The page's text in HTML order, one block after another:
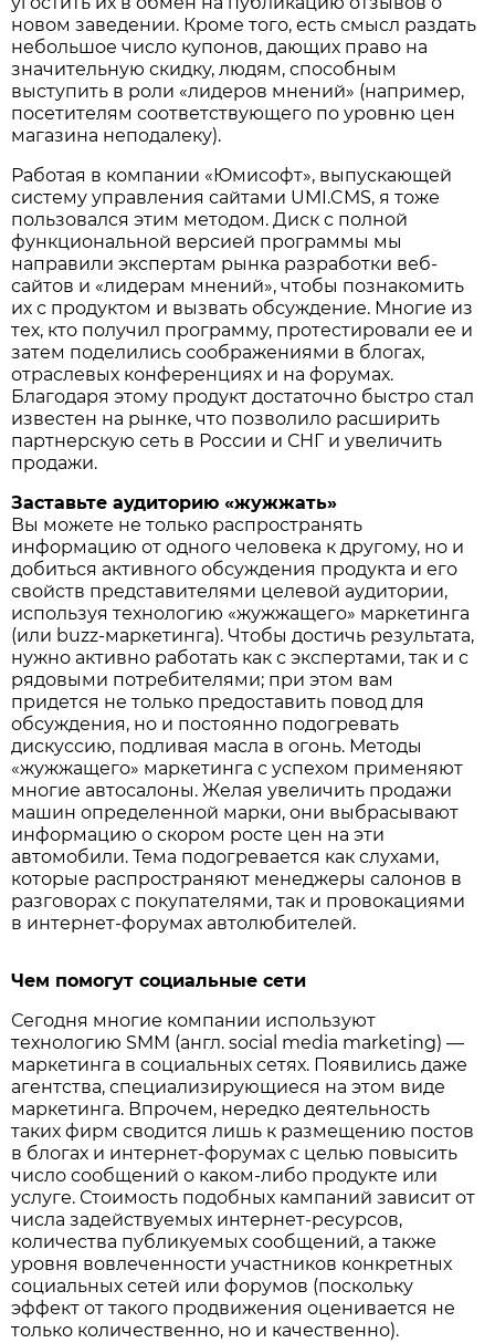
новом заведении. Кроме того, есть смысл раздать
небольшое число купонов, дающих право на
значительную скидку, людям, способным
выступить в роли «лидеров мнений» (например,
посетителям соответствующего по уровню цен
магазина неподалеку).
Работая в компании «Юмисофт», выпускающей
систему управления сайтами UMI.CMS, я тоже
пользовался этим методом. Диск с полной
функциональной версией программы мы
направили экспертам рынка разработки веб-
сайтов и «лидерам мнений», чтобы познакомить
их с продуктом и вызвать обсуждение. Многие из
тех, кто получил программу, протестировали ее и
затем поделились соображениями в блогах,
отраслевых конференциях и на форумах.
Благодаря этому продукт достаточно быстро стал
известен на рынке, что позволило расширить
партнерскую сеть в России и СНГ и увеличить
продажи.
Заставьте аудиторию «жужжать»
Вы можете не только распространять
информацию от одного человека к другому, но и
добиться активного обсуждения продукта и его
свойств представителями целевой аудитории,
используя технологию «жужжащего» маркетинга
(или buzz-маркетинга). Чтобы достичь результата,
нужно активно работать как с экспертами, так и с
рядовыми потребителями; при этом вам
придется не только предоставить повод для
обсуждения, но и постоянно подогревать
дискуссию, подливая масла в огонь. Методы
«жужжащего» маркетинга с успехом применяют
многие автосалоны. Желая увеличить продажи
машин определенной марки, они выбрасывают
информацию о скором росте цен на эти
автомобили. Тема подогревается как слухами,
которые распространяют менеджеры салонов в
разговорах с покупателями, так и провокациями
в интернет-форумах автолюбителей.
Чем помогут социальные сети
Сегодня многие компании используют
технологию SMM (англ. social media marketing) —
маркетинга в социальных сетях. Появились даже
агентства, специализирующиеся на этом виде
маркетинга. Впрочем, нередко деятельность
таких фирм сводится лишь к размещению постов
в блогах и интернет-форумах с целью повысить
число сообщений о каком-либо продукте или
услуге. Стоимость подобных кампаний зависит от
числа задействуемых интернет-ресурсов,
количества публикуемых сообщений, а также
уровня вовлеченности участников конкретных
социальных сетей или форумов (поскольку
эффект от такого продвижения оценивается не
только количественно, но и качественно).